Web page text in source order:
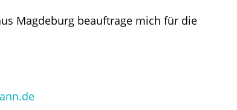
Magdeburg beauftrage mich für die